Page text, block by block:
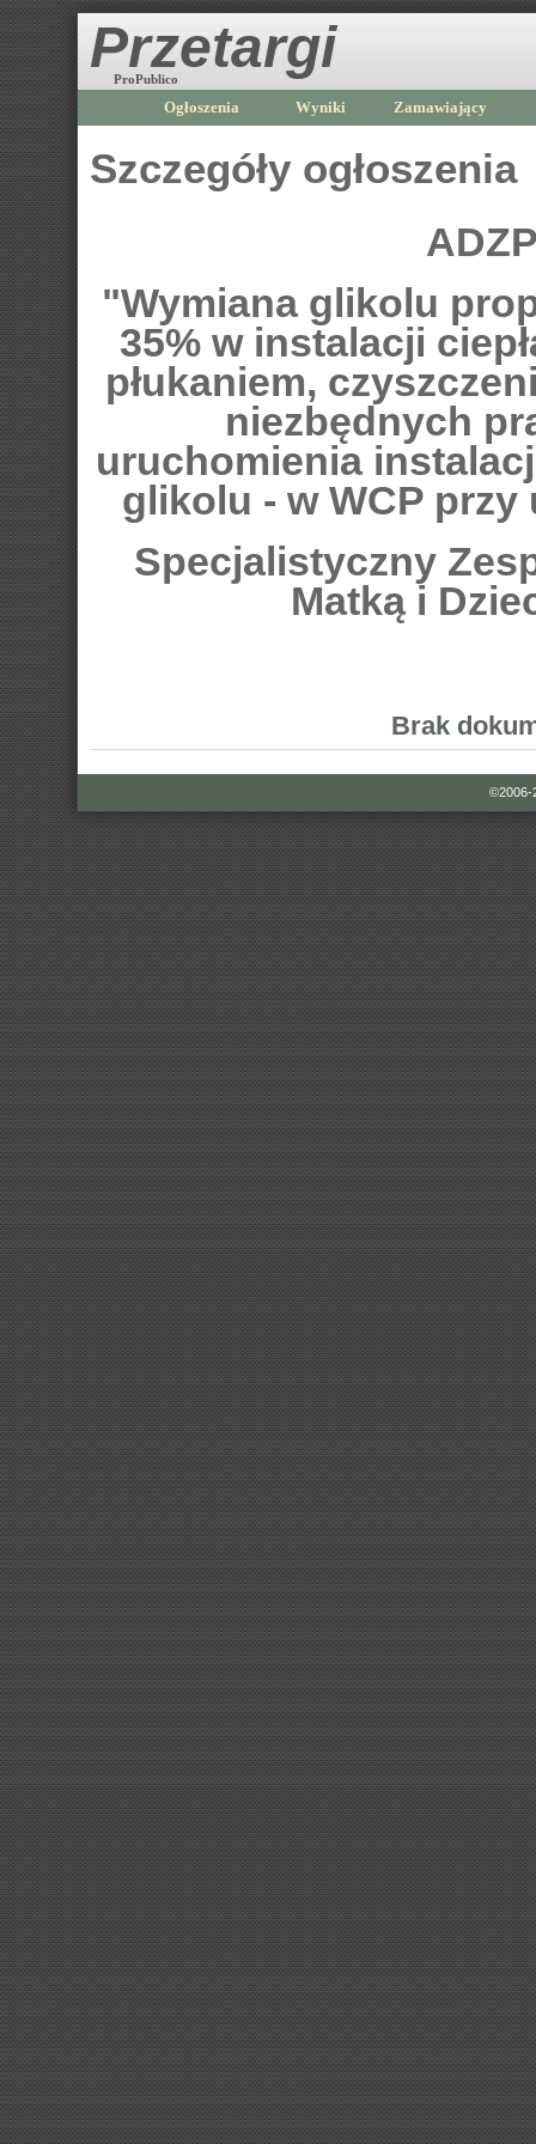
Przetargi
ProPublico
Ogłoszenia Wyniki Zamawiający
Szczegóły ogłoszenia
"Wymiana glikolu
35% w instalacji
płukaniem,
niezbędnych
uruchomienia
glikolu - w WCP
Specjalistyczny
Matką i
Brak
©2006-